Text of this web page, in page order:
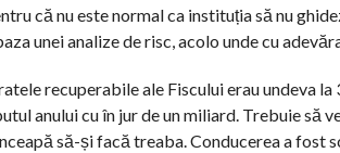
că nu este normal ca instituția să nu
unei analize de risc, acolo unde cu
recuperabile ale Fiscului erau undeva
anului cu în jur de un miliard. Trebuie să
să-și facă treaba. Conducerea a fost